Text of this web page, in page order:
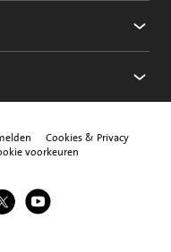
Cookies & Privacy
voorkeuren
Twitter
Jumbo YouTube